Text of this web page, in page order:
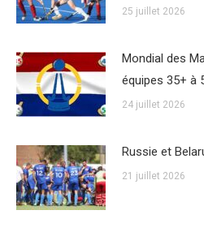
25 juillet 2026
Mondial des
équipes 35+ à
24 juillet 2026
Russie et
21 juillet 2026